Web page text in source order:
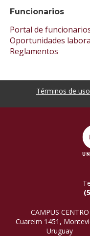
Funcionarios
Portal de
Oportunidades
Reglamentos
Términos de uso
CAMPUS CENTRO
Cuareim 1451,
Uruguay